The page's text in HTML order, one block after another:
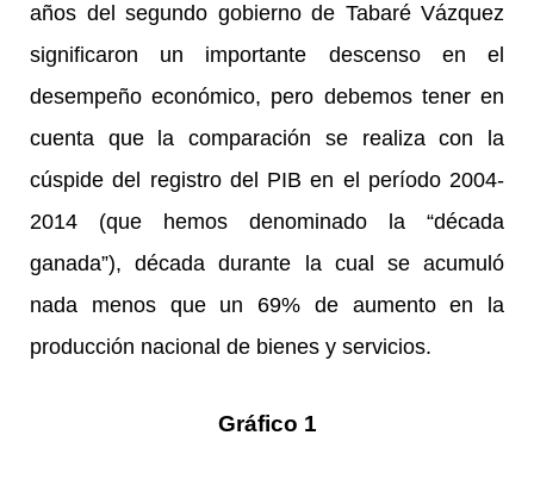
años del segundo gobierno de Tabaré Vázquez
significaron un importante descenso en el
desempeño económico, pero debemos tener en
cuenta que la comparación se realiza con la
cúspide del registro del PIB en el período 2004-
2014 (que hemos denominado la “década
ganada”), década durante la cual se acumuló
nada menos que un 69% de aumento en la
producción nacional de bienes y servicios.
Gráfico 1